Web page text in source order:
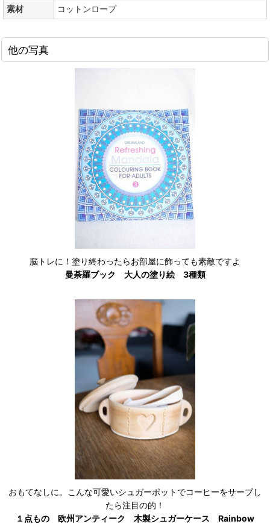
素材
コットンロープ
他の写真
脳トレに！塗り終わったらお部屋に飾っても素敵ですよ
曼荼羅ブック 大人の塗り絵 3種類
おもてなしに。こんな可愛いシュガーポットでコーヒーをサーブし
たら注目の的！
１点もの 欧州アンティーク 木製シュガーケース Rainbow